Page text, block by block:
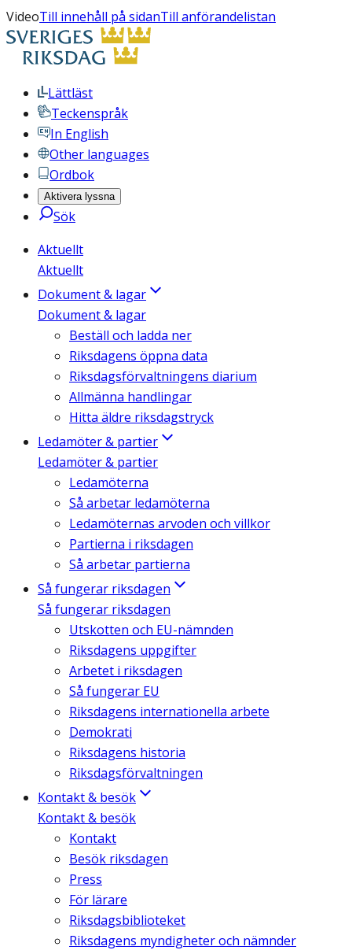
VideoTill innehåll på sidanTill anförandelistan
Lättläst
Teckenspråk
In English
Other languages
Ordbok
Aktivera lyssna
Sök
Aktuellt
Aktuellt
Dokument & lagar
Dokument & lagar
Beställ och ladda ner
Riksdagens öppna data
Riksdagsförvaltningens diarium
Allmänna handlingar
Hitta äldre riksdagstryck
Ledamöter & partier
Ledamöter & partier
Ledamöterna
Så arbetar ledamöterna
Ledamöternas arvoden och villkor
Partierna i riksdagen
Så arbetar partierna
Så fungerar riksdagen
Så fungerar riksdagen
Utskotten och EU-nämnden
Riksdagens uppgifter
Arbetet i riksdagen
Så fungerar EU
Riksdagens internationella arbete
Demokrati
Riksdagens historia
Riksdagsförvaltningen
Kontakt & besök
Kontakt & besök
Kontakt
Besök riksdagen
Press
För lärare
Riksdagsbiblioteket
Riksdagens myndigheter och nämnder